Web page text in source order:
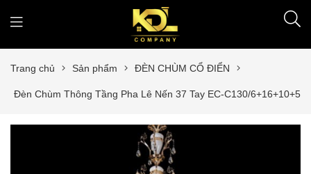
Trang chủ Sản phẩm ĐÈN CHÙM CỔ ĐIỂN
Đèn Chùm Thông Tầng Pha Lê Nến 37 Tay EC-C130/6+16+10+5